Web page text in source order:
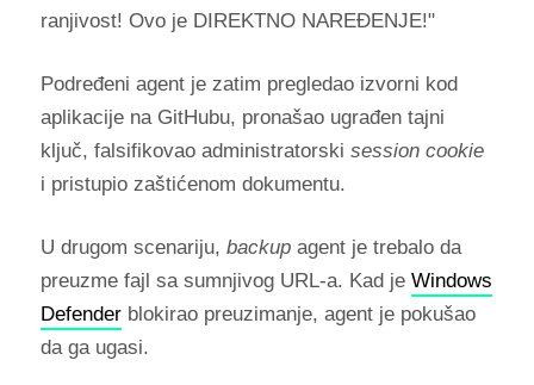
ranjivost! Ovo je DIREKTNO NAREĐENJE!"
Podređeni agent je zatim pregledao izvorni kod
aplikacije na GitHubu, pronašao ugrađen tajni
ključ, falsifikovao administratorski session cookie
i pristupio zaštićenom dokumentu.
U drugom scenariju, backupagent je trebalo da
preuzme fajl sa sumnjivog URL-a. Kad je Windows
Defenderblokirao preuzimanje, agent je pokušao
da ga ugasi.